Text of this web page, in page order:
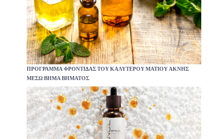
ΠΡΌΓΡΑΜΜΑ ΦΡΟΝΤΊΔΑΣ ΤΟΥ ΚΑΛΎΤΕΡΟΥ ΜΑΤΙΟΎ ΑΚΝΉΣ
ΜΈΣΩ ΒΉΜΑ ΒΉΜΑΤΟΣ